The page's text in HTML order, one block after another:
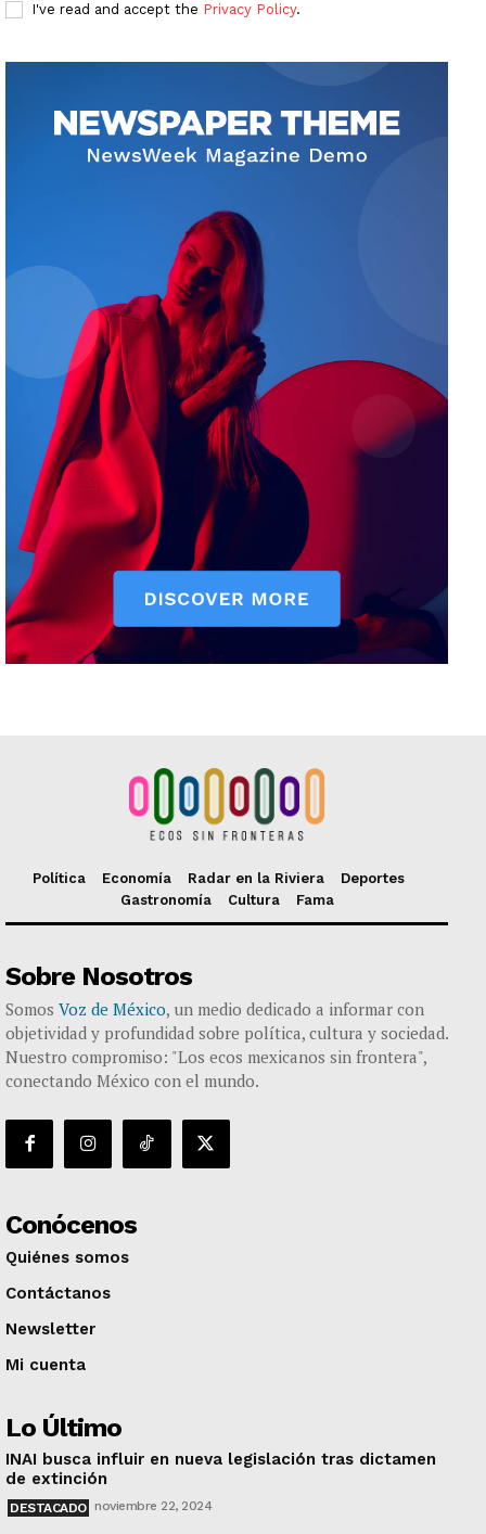
I've read and accept the Privacy Policy.
Política Economía Radar en la Riviera
Deportes
Gastronomía
Cultura Fama
Sobre Nosotros
Somos Voz de México, un medio dedicado a informar con
objetividad y profundidad sobre política, cultura y sociedad.
Nuestro compromiso: "Los ecos mexicanos sin frontera",
conectando México con el mundo.
Conócenos
Quiénes somos
Contáctanos
Newsletter
Mi cuenta
Lo Último
INAI busca influir en nueva legislación tras dictamen
de extinción
DESTACADO noviembre 22, 2024